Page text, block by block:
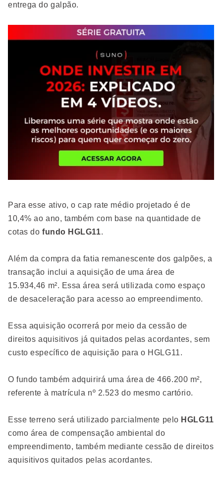
entrega do galpão.
Para esse ativo, o cap rate médio projetado é de
10,4% ao ano, também com base na quantidade de
cotas do fundo HGLG11.
Além da compra da fatia remanescente dos galpões, a
transação inclui a aquisição de uma área de
15.934,46 m². Essa área será utilizada como espaço
de desaceleração para acesso ao empreendimento.
Essa aquisição ocorrerá por meio da cessão de
direitos aquisitivos já quitados pelas acordantes, sem
custo específico de aquisição para o HGLG11.
O fundo também adquirirá uma área de 466.200 m²,
referente à matrícula nº 2.523 do mesmo cartório.
Esse terreno será utilizado parcialmente pelo HGLG11
como área de compensação ambiental do
empreendimento, também mediante cessão de direitos
aquisitivos quitados pelas acordantes.